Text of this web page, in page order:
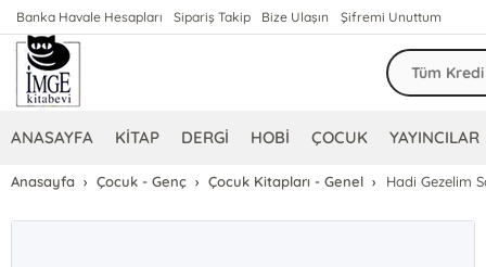
Banka Havale Hesapları Sipariş Takip Bize Ulaşın Şifremi Unuttum
ANASAYFA KİTAP DERGİ HOBİ ÇOCUK YAYINCILAR
Anasayfa Çocuk - Genç Çocuk Kitapları - Genel Hadi Gezelim